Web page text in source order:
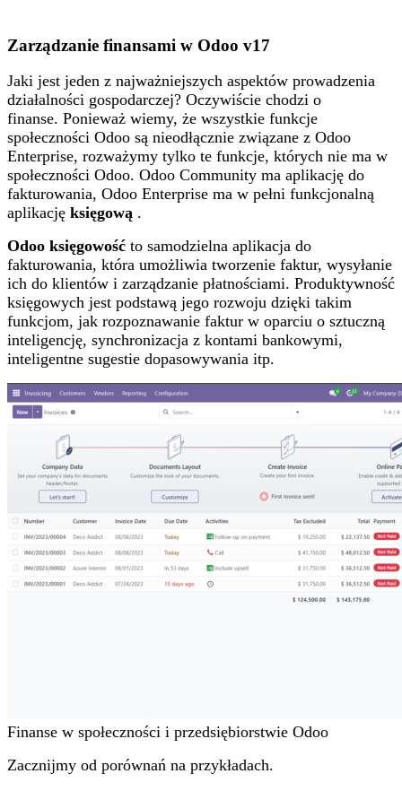
Zarządzanie finansami w Odoo v17
Jaki jest jeden z najważniejszych aspektów prowadzenia
działalności gospodarczej? Oczywiście chodzi o
finanse. Ponieważ wiemy, że wszystkie funkcje
społeczności Odoo są nieodłącznie związane z Odoo
Enterprise, rozważymy tylko te funkcje, których nie ma w
społeczności Odoo. Odoo Community ma aplikację do
fakturowania, Odoo Enterprise ma w pełni funkcjonalną
aplikację księgową .
Odoo księgowość to samodzielna aplikacja do
fakturowania, która umożliwia tworzenie faktur, wysyłanie
ich do klientów i zarządzanie płatnościami. Produktywność
księgowych jest podstawą jego rozwoju dzięki takim
funkcjom, jak rozpoznawanie faktur w oparciu o sztuczną
inteligencję, synchronizacja z kontami bankowymi,
inteligentne sugestie dopasowywania itp.
Finanse w społeczności i przedsiębiorstwie Odoo
Zacznijmy od porównań na przykładach.